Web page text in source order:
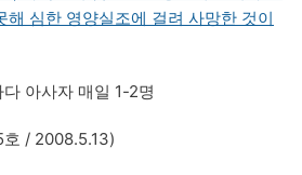
해 심한 영양실조에 걸려 사망한 것이
아사자 매일 1-2명
호 / 2008.5.13)